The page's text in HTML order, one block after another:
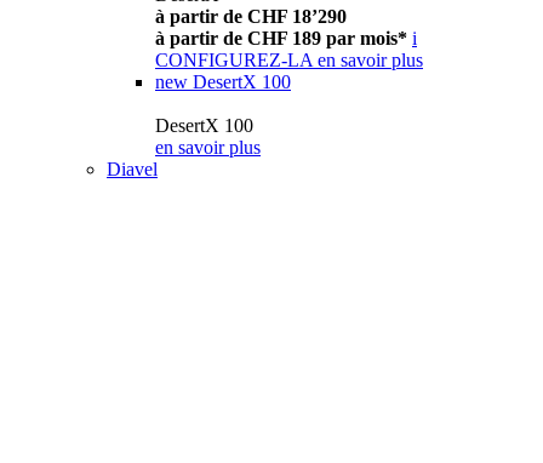
à partir de CHF 18’290
à partir de CHF 189 par mois* i
CONFIGUREZ-LA en savoir plus
new DesertX 100
DesertX 100
en savoir plus
Diavel